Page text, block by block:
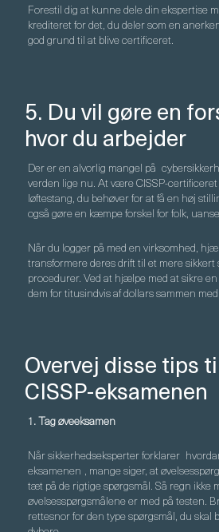
Forestil dig at kunne dele din ekspertise
krediteret for det, du deler som en
god grund til at blive certificeret.
5. Du vil gøre en
hvor du arbejder
Der er en alvorlig mangel på
verden lige nu. At være CISSP-
løftestang, du behøver for at få en høj
også gøre en kæmpe forskel for folk,
Når du logger på med en virksomhed,
transformere deres drift til et mere
procedurer. Ved at hjælpe med at sikre
dem for titusindvis af dollars sammen
Overvej disse tips
CISSP-eksamenen
1. Tag øveeksamen
Når sikkerhedseksperter forklarer
eksamenen , mange siger, at
tæt på de rigtige spørgsmål. Så regn ikke
øvelsesspørgsmålene er med på testen.
rettesnor for den type spørgsmål, du skal